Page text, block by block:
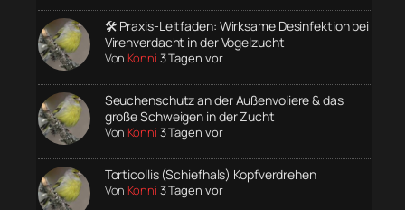
🛠️ Praxis-Leitfaden: Wirksame Desinfektion bei
Virenverdacht in der Vogelzucht
Von Konni 3 Tagen vor
Seuchenschutz an der Außenvoliere & das
große Schweigen in der Zucht
Von Konni 3 Tagen vor
Torticollis (Schiefhals) Kopfverdrehen
Von Konni 3 Tagen vor